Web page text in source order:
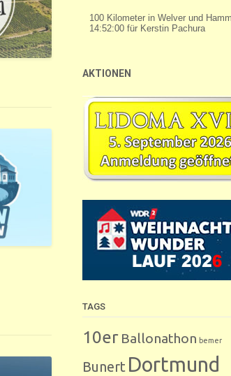
AKTIONEN
TAGS
10er Ballonathon bemer
Bunert Dortmund